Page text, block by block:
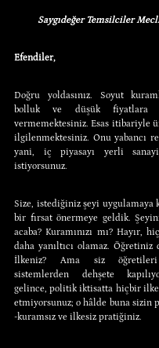
Saygıdeğer Temsilciler
Efendiler,
Doğru yoldasınız. Soyut
bolluk ve düşük
vermemektesiniz. Esas itibariyle
ilgilenmektesiniz. Onu yabancı
yani, iç piyasayı yerli
istiyorsunuz.
Size, istediğiniz şeyi uygulamaya
bir fırsat önermeye geldik.
acaba? Kuramınızı mı? Hayır,
daha yanıltıcı olamaz. Öğretiniz
İlkeniz? Ama siz öğretileri
sistemlerden dehşete
gelince, politik iktisatta hiçbir
etmiyorsunuz; o hâlde buna sizin
-kuramsız ve ilkesiz pratiğiniz.